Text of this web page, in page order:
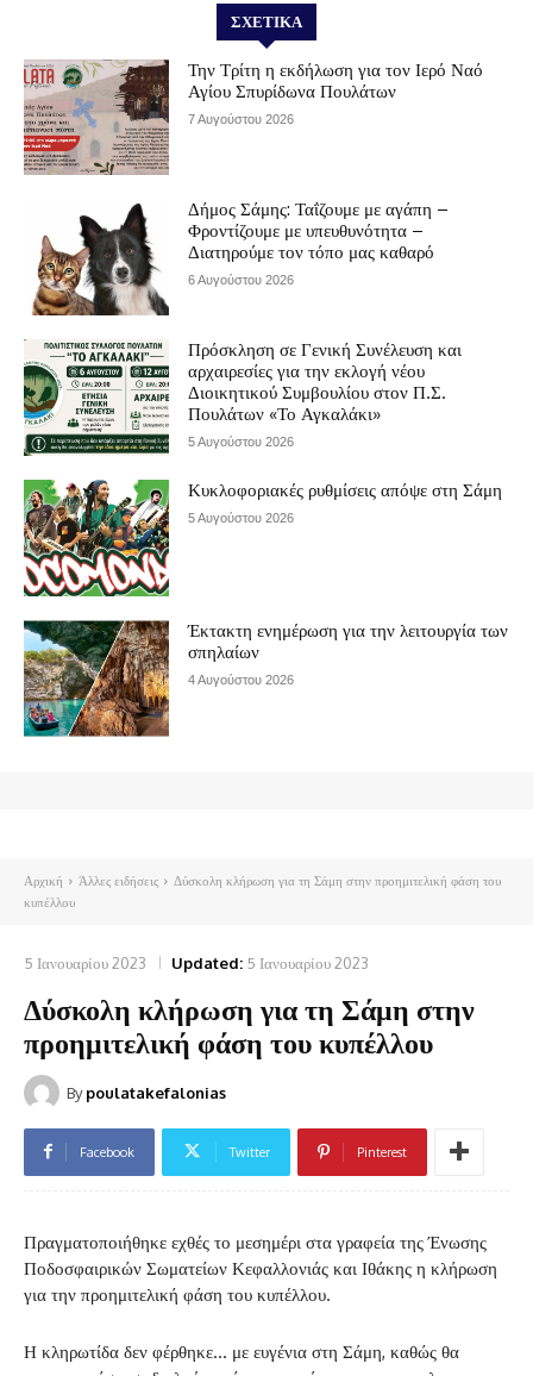
ΣΧΕΤΙΚΆ
Την Τρίτη η εκδήλωση για τον Ιερό Ναό
Αγίου Σπυρίδωνα Πουλάτων
7 Αυγούστου 2026
Δήμος Σάμης: Ταΐζουμε με αγάπη –
Φροντίζουμε με υπευθυνότητα –
Διατηρούμε τον τόπο μας καθαρό
6 Αυγούστου 2026
Πρόσκληση σε Γενική Συνέλευση και
αρχαιρεσίες για την εκλογή νέου
Διοικητικού Συμβουλίου στον Π.Σ.
Πουλάτων «Το Αγκαλάκι»
5 Αυγούστου 2026
Κυκλοφοριακές ρυθμίσεις απόψε στη Σάμη
5 Αυγούστου 2026
Έκτακτη ενημέρωση για την λειτουργία των
σπηλαίων
4 Αυγούστου 2026